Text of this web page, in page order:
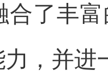
合了丰
，并